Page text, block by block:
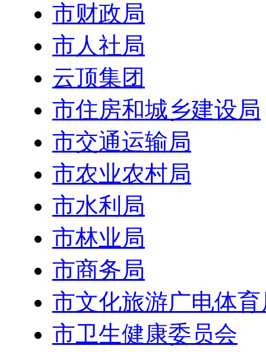
市财政局
市人社局
云顶集团
市住房和城乡建设局
市交通运输局
市农业农村局
市水利局
市林业局
市商务局
市文化旅游广电体育
市卫生健康委员会